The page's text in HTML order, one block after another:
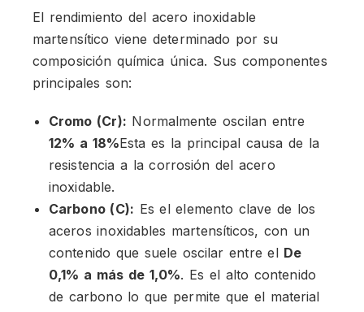
El rendimiento del acero inoxidable
martensítico viene determinado por su
composición química única. Sus componentes
principales son:
Cromo (Cr): Normalmente oscilan entre
12% a 18%Esta es la principal causa de la
resistencia a la corrosión del acero
inoxidable.
Carbono (C): Es el elemento clave de los
aceros inoxidables martensíticos, con un
contenido que suele oscilar entre el De
0,1% a más de 1,0%. Es el alto contenido
de carbono lo que permite que el material